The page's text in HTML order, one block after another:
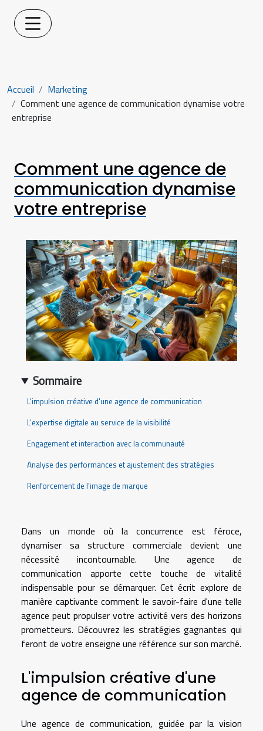
Accueil
Marketing
Comment une agence de communication dynamise votre
entreprise
Comment une agence de
communication dynamise
votre entreprise
Sommaire
L'impulsion créative d'une agence de communication
L'expertise digitale au service de la visibilité
Engagement et interaction avec la communauté
Analyse des performances et ajustement des stratégies
Renforcement de l'image de marque
Dans un monde où la concurrence est féroce,
dynamiser sa structure commerciale devient une
nécessité incontournable. Une agence de
communication apporte cette touche de vitalité
indispensable pour se démarquer. Cet écrit explore de
manière captivante comment le savoir-faire d'une telle
agence peut propulser votre activité vers des horizons
prometteurs. Découvrez les stratégies gagnantes qui
feront de votre enseigne une référence sur son marché.
L'impulsion créative d'une
agence de communication
Une agence de communication, guidée par la vision